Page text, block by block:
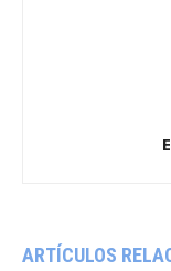
ARTÍCULOS